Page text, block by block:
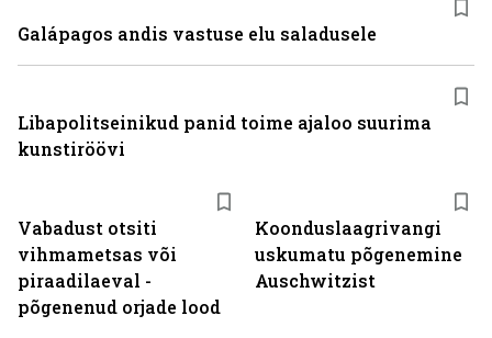
Vabadust otsiti
vihmametsas või
piraadilaeval -
põgenenud orjade lood
Koonduslaagrivangi
uskumatu põgenemine
Auschwitzist
Galápagos andis vastuse elu saladusele
Libapolitseinikud panid toime ajaloo suurima
kunstiröövi